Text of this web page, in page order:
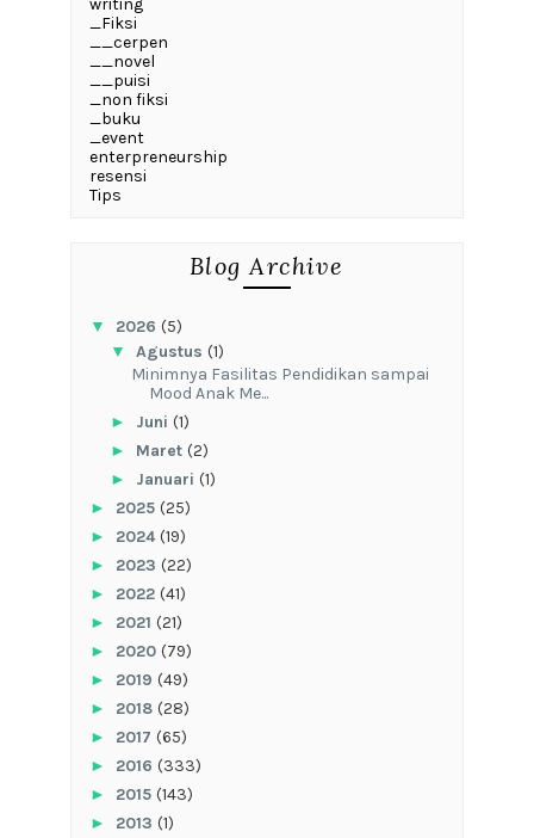
_Fiksi
__cerpen
__novel
__puisi
_non fiksi
_buku
_event
enterpreneurship
resensi
Tips
Blog Archive
▼ 2026 (5)
▼ Agustus (1)
‎Minimnya Fasilitas Pendidikan sampai
Mood Anak Me...
► Juni (1)
► Maret (2)
► Januari (1)
► 2025 (25)
► 2024(19)
► 2023 (22)
► 2022 (41)
► 2021 (21)
► 2020 (79)
► 2019 (49)
► 2018 (28)
► 2017 (65)
► 2016 (333)
► 2015 (143)
► 2013 (1)